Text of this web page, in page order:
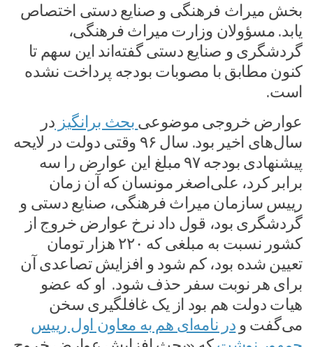
بخش میراث فرهنگی و صنایع دستی اختصاص
یابد. مسؤولان وزارت میراث فرهنگی،
گردشگری و صنایع دستی گفته‌اند این سهم تا
کنون مطابق با مصوبات بودجه پرداخت نشده
است.
عوارض خروجی موضوعی بحث برانگیز در
سال‌های اخیر بود. سال ۹۶ وقتی دولت در لایحه
پیشنهادی بودجه ۹۷ مبلغ این عوارض را سه
برابر کرد، علی‌اصغر مونسان که آن زمان
رییس سازمان میراث فرهنگی، صنایع دستی و
گردشگری بود، قول داد نرخ عوارض خروج از
کشور نسبت به مبلغی که ۲۲۰ هزار تومان
تعیین شده بود، کم شود و افزایش تصاعدی آن
برای هر نوبت سفر حذف شود. او که عضو
هیات دولت هم بود از یک غافلگیری سخن
می‌گفت و در نامه‌ای هم به معاون اول رییس